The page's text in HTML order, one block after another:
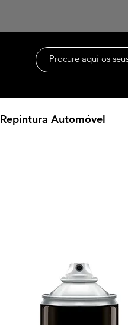
Repintura Automóvel